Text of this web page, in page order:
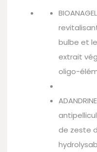
bulbe et
extrait
oligo-
de zeste